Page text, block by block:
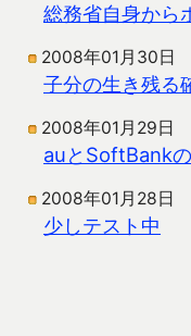
総務省自身から
2008年01月30日
子分の生き残る
2008年01月29日
auとSoftBank
2008年01月28日
少しテスト中